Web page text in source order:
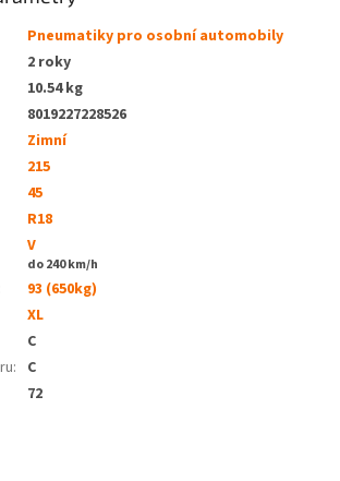
Pneumatiky pro osobní automobily
2 roky
10.54 kg
8019227228526
Zimní
215
45
R18
V
do 240 km/h
93 (650kg)
XL
C
: C
72